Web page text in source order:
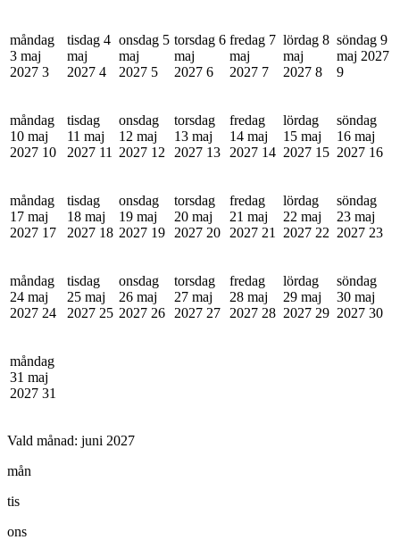
måndag
3 maj
2027 3
tisdag 4
maj
2027 4
onsdag 5
maj
2027 5
torsdag 6
maj
2027 6
fredag 7
maj
2027 7
lördag 8
maj
2027 8
söndag 9
maj 2027
9
måndag
10 maj
2027 10
tisdag
11 maj
2027 11
onsdag
12 maj
2027 12
torsdag
13 maj
2027 13
fredag
14 maj
2027 14
lördag
15 maj
2027 15
söndag
16 maj
2027 16
måndag
17 maj
2027 17
tisdag
18 maj
2027 18
onsdag
19 maj
2027 19
torsdag
20 maj
2027 20
fredag
21 maj
2027 21
lördag
22 maj
2027 22
söndag
23 maj
2027 23
måndag
24 maj
2027 24
tisdag
25 maj
2027 25
onsdag
26 maj
2027 26
torsdag
27 maj
2027 27
fredag
28 maj
2027 28
lördag
29 maj
2027 29
söndag
30 maj
2027 30
måndag
31 maj
2027 31
Vald månad: juni 2027
mån
tis
ons